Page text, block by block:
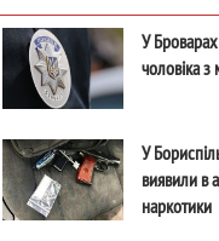
У
чоловіка
У
виявили в
наркотики